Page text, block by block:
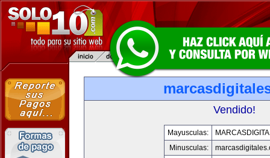
Vendido!
Mayusculas:
Minusculas: